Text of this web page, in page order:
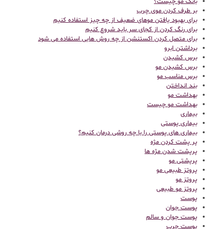
بر طرف کردن موی چرب
برای بهبود یافتن موهای ضعیف از چه چیز استفاده کنیم
برای رنگ کردن از کجای سر باید شروع کنیم
برای متصل کردن اکستنشن از چه روش هایی استفاده می شود
برداشتن ابرو
برس کشیدن
برس کشیدن مو
برس مناسب مو
بند انداختن
بهداشت مو
بهداشت مو چیست
بیماری
بیماری پوستی
بیماری های پوستی را با چه روشی درمان کنیم؟
پر پشت کردن مژه
پرپشت شدن مژه ها
پرپشتی مو
پروتز طبیعی مو
پروتز مو
پروتز مو طبیعی
پوست
پوست جوان
پوست جوان و سالم
پوست چرب